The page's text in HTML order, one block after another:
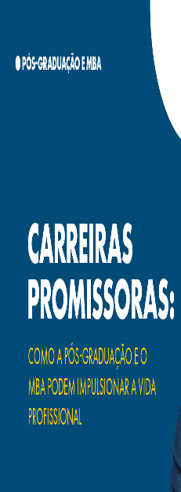
Atendimento (21) 2574 8888